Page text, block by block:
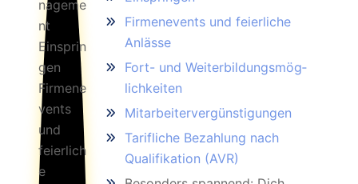
Firmenevents und feierliche
Anlässe
Fort- und Wei­ter­bild­ungs­mög­
lich­keit­en
Mit­ar­bei­ter­ver­güns­ti­gun­gen
Tarifliche Bezahlung nach
Qualifikation (AVR)